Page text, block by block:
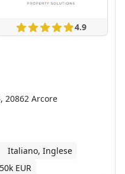
4.9
20862 Arcore
Italiano, Inglese
EUR